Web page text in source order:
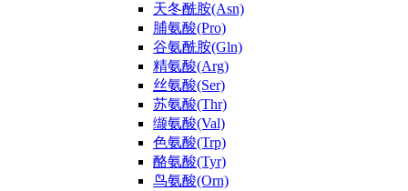
天冬酰胺(Asn)
脯氨酸(Pro)
谷氨酰胺(Gln)
精氨酸(Arg)
丝氨酸(Ser)
苏氨酸(Thr)
缬氨酸(Val)
色氨酸(Trp)
酪氨酸(Tyr)
鸟氨酸(Orn)